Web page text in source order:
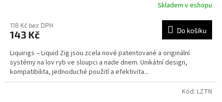
Skladem v eshopu
118 Kč bez DPH
143 Kč Do košíku
Liquirigs – Liquid Zig jsou zcela nové patentované a originální
systémy na lov ryb ve sloupci a nade dnem. Unikátní design,
kompatibilita, jednoduché použití a efektivita...
Kód: LZTN